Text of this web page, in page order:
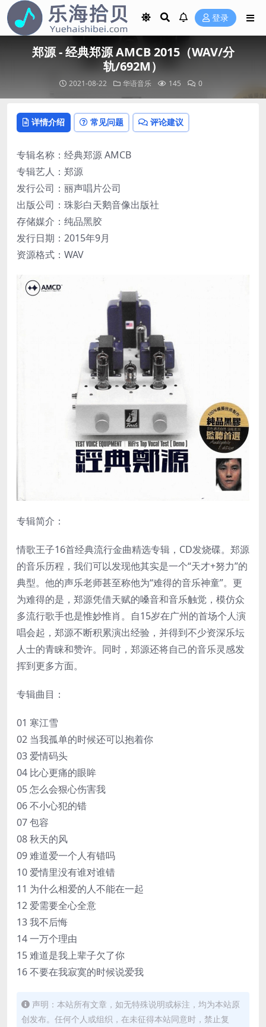
登录
郑源 - 经典郑源 AMCB 2015（WAV/分
轨/692M）
2021-08-22 华语音乐 145 0
详情介绍 常见问题 评论建议
专辑名称：经典郑源 AMCB
专辑艺人：郑源
发行公司：丽声唱片公司
出版公司：珠影白天鹅音像出版社
存储媒介：纯品黑胶
发行日期：2015年9月
资源格式：WAV
专辑简介：
情歌王子16首经典流行金曲精选专辑，CD发烧碟。郑源
的音乐历程，我们可以发现他其实是一个“天才+努力”的
典型。他的声乐老师甚至称他为“难得的音乐神童”。更
为难得的是，郑源凭借天赋的嗓音和音乐触觉，模仿众
多流行歌手也是惟妙惟肖。自15岁在广州的首场个人演
唱会起，郑源不断积累演出经验，并得到不少资深乐坛
人士的青睐和赞许。同时，郑源还将自己的音乐灵感发
挥到更多方面。
专辑曲目：
01 寒江雪
02 当我孤单的时候还可以抱着你
03 爱情码头
04 比心更痛的眼眸
05 怎么会狠心伤害我
06 不小心犯的错
07 包容
08 秋天的风
09 难道爱一个人有错吗
10 爱情里没有谁对谁错
11 为什么相爱的人不能在一起
12 爱需要全心全意
13 我不后悔
14 一万个理由
15 难道是我上辈子欠了你
16 不要在我寂寞的时候说爱我
声明：本站所有文章，如无特殊说明或标注，均为本站原
创发布。任何个人或组织，在未征得本站同意时，禁止复